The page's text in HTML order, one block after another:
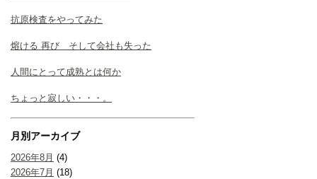
抗原検査をやってみた
熔ける 再び そして会社も失った
人間にとって成熟とは何か
ちょっと寂しい・・・。
月別アーカイブ
2026年8月 (4)
2026年7月 (18)